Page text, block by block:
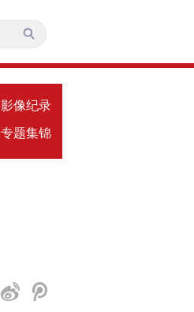
影像纪录
专题集锦